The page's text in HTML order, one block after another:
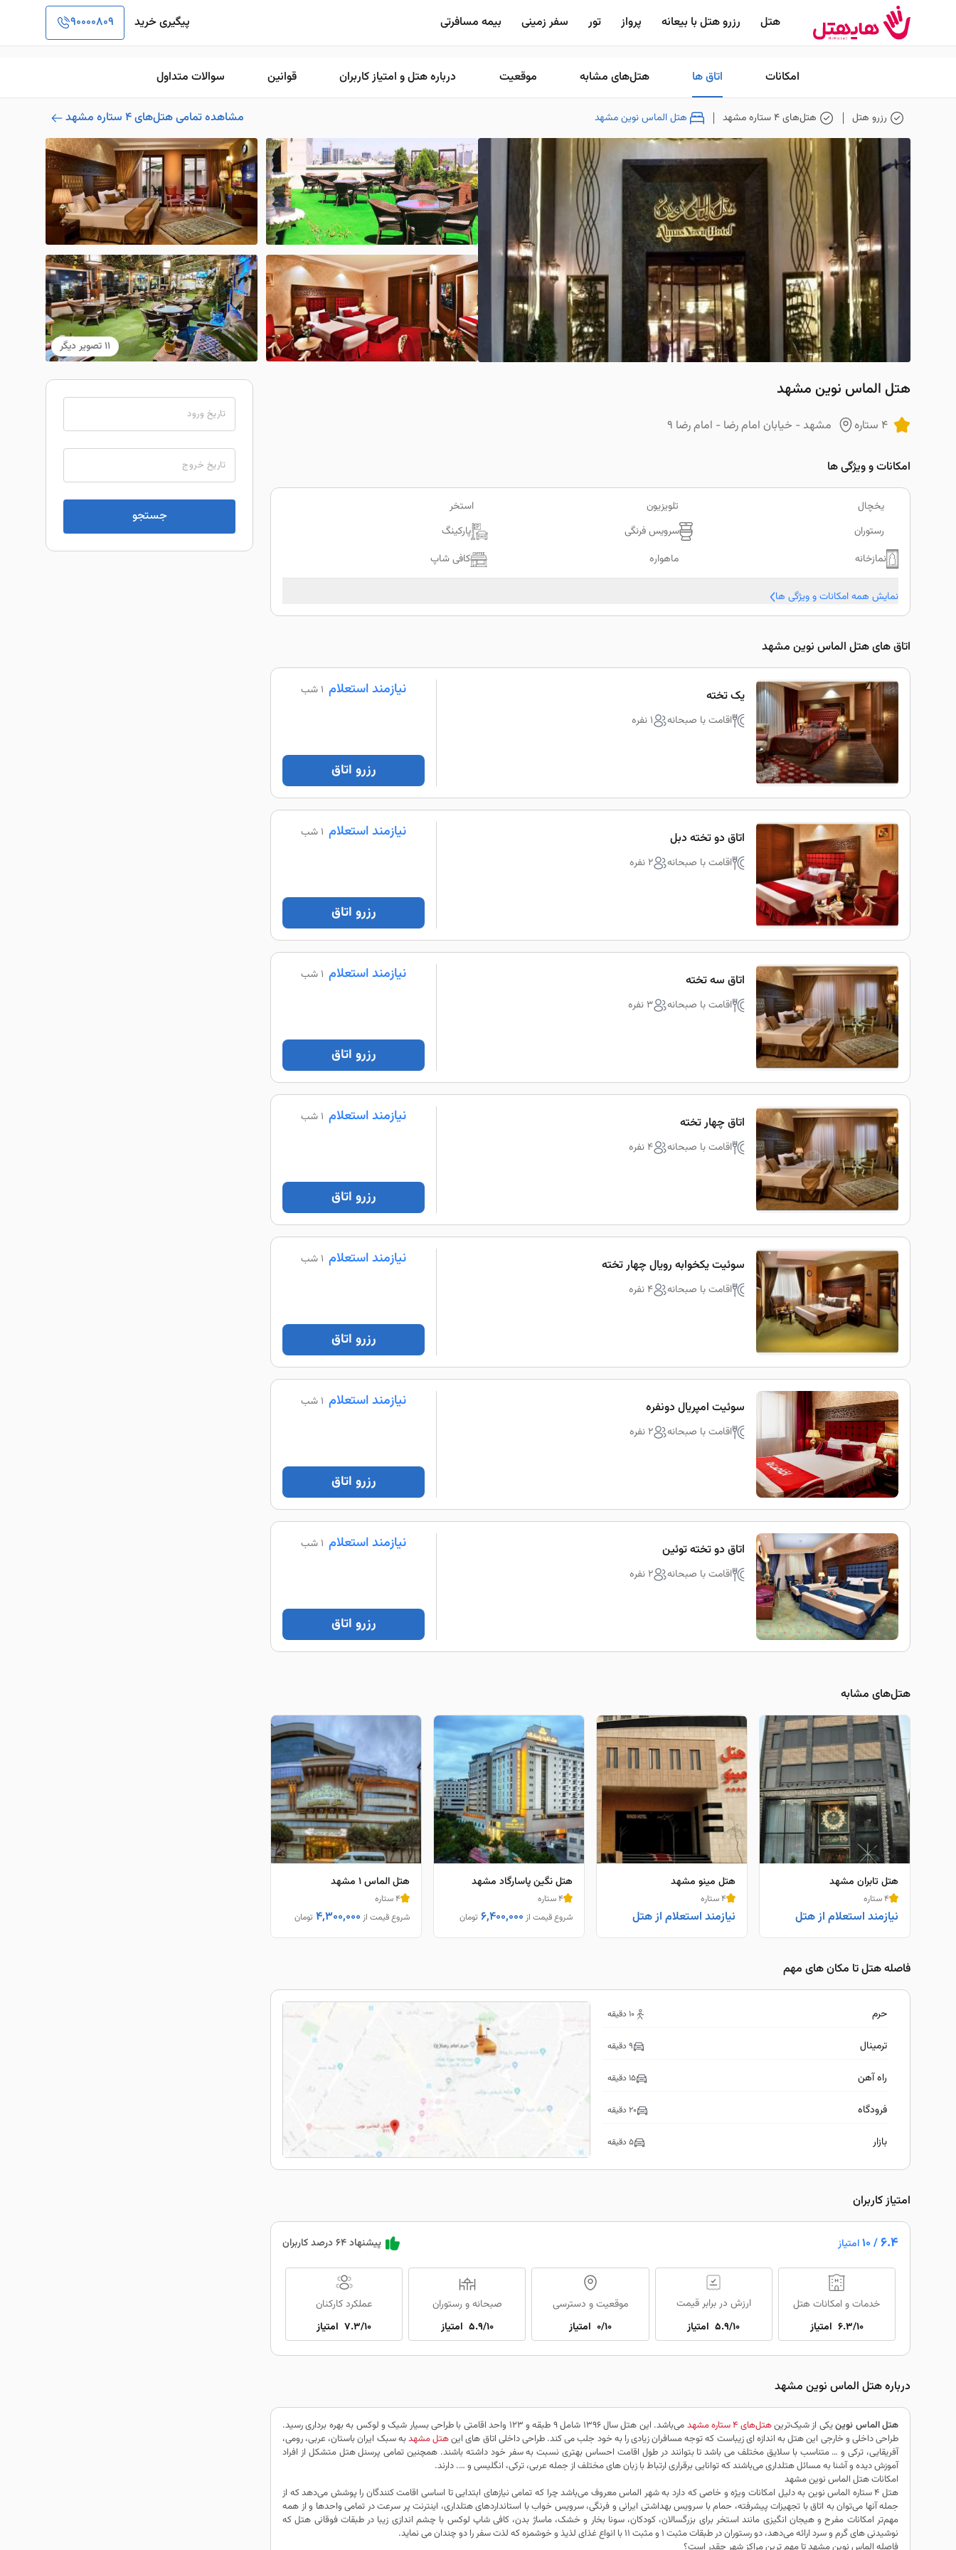
هتل رزرو هتل با بیعانه پرواز تور سفر زمینی بیمه مسافرتی پیگیری خرید 90000809
امکانات اتاق ها هتل‌های مشابه موقعیت درباره هتل و امتیاز کاربران قوانین سوالات متداول
رزرو هتل هتل‌های 4 ستاره مشهد هتل الماس نوین مشهد مشاهده تمامی هتل‌های 4 ستاره مشهد
11 تصویر دیگر
هتل الماس نوین مشهد
4 ستاره مشهد - خیابان امام رضا - امام رضا 9
امکانات و ویژگی ها
یخچال تلویزیون
استخر
رستوران
سرویس فرنگی
پارکینگ
نمازخانه
ماهواره کافی شاپ
نمایش همه امکانات و ویژگی ها
اتاق های هتل الماس نوین مشهد
یک تخته
اقامت با صبحانه 1 نفره
نیازمند استعلام 1 شب
رزرو اتاق
اتاق دو تخته دبل
اقامت با صبحانه 2 نفره
نیازمند استعلام 1 شب
رزرو اتاق
اتاق سه تخته
اقامت با صبحانه 3 نفره
نیازمند استعلام 1 شب
رزرو اتاق
اتاق چهار تخته
اقامت با صبحانه 4 نفره
نیازمند استعلام 1 شب
رزرو اتاق
سوئیت یکخوابه رویال چهار تخته
اقامت با صبحانه 4 نفره
نیازمند استعلام 1 شب
رزرو اتاق
سوئیت امپریال دونفره
اقامت با صبحانه 2 نفره
نیازمند استعلام 1 شب
رزرو اتاق
اتاق دو تخته توئین
اقامت با صبحانه 2 نفره
نیازمند استعلام 1 شب
رزرو اتاق
هتل‌های مشابه
هتل تابران مشهد
4 ستاره
نیازمند استعلام از هتل
هتل مینو مشهد
4 ستاره
نیازمند استعلام از هتل
هتل نگین پاسارگاد مشهد
4 ستاره
شروع قیمت از 6,400,000 تومان
هتل الماس 1 مشهد
4 ستاره
شروع قیمت از 4,300,000 تومان
فاصله هتل تا مکان های مهم
حرم 10 دقیقه
ترمینال 9 دقیقه
راه آهن 15 دقیقه
فرودگاه 20 دقیقه
بازار 5 دقیقه
امتیاز کاربران
6.4
/ 10 امتیاز پیشنهاد 64 درصد کاربران
خدمات و امکانات هتل
6.3/10 امتیاز
ارزش در برابر قیمت
5.9/10 امتیاز
موقعیت و دسترسی
0/10 امتیاز
صبحانه و رستوران
5.9/10 امتیاز
عملکرد کارکنان
7.3/10 امتیاز
درباره هتل الماس نوین مشهد
هتل الماس نوینیکی از شیک‌ترینهتل‌های 4 ستاره مشهد
می‌باشد. این هتل سال 1396 شامل 9 طبقه و 123 واحد اقامتی با طراحی بسیار شیک و لوکس به بهره برداری رسید.
طراحی داخلی و خارجی این هتل به اندازه ای زیباست که توجه مسافران زیادی را به خود جلب می کند. طراحی داخلی اتاق های اینهتل مشهدبه سبک ایران باستان، عربی، رومی،
آفریقایی، ترکی و … متناسب با سلایق مختلف می باشد تا بتوانند در طول اقامت احساس بهتری نسبت به سفر خود داشته باشند. همچنین تمامی پرسنل هتل متشکل از افراد
آموزش دیده و آشنا به مسائل هتلداری می‌باشند که توانایی برقراری ارتباط با زبان های مختلف از جمله عربی، ترکی، انگلیسی و …. دارند.
امکانات هتل الماس نوین مشهد
هتل 4 ستاره الماس نوین به دلیل امکانات ویژه و خاصی که دارد به شهر الماس معروف می‌باشد چرا که تمامی نیاز‌های ابتدایی تا اساسی اقامت کنندگان را پوشش می‌دهد که از
جمله آنها می‌توان به اتاق با تجهیزات پیشرفته، حمام با سرویس بهداشتی ایرانی و فرنگی، سرویس خواب با استانداردهای هتلداری، اینترنت پر سرعت در تمامی واحدها و از همه
مهم‌تر امکانات مفرح و هیجان انگیزی مانند استخر برای بزرگسالان، کودکان، سونا بخار و خشک، ماساژ بدن، کافی شاپ لوکس با چشم اندازی زیبا در طبقات فوقانی هتل که
نوشیدنی های گرم و سرد ارائه می‌دهد، دو رستوران در طبقات مثبت 1 و مثبت 11 با انواع غذای لذیذ و خوشمزه که لذت سفر را دو چندان می نماید.
فاصله الماس نوین مشهد تا مهم ترین مراکز شهر چقدر است؟
تاریخ ورود
تاریخ خروج
جستجو